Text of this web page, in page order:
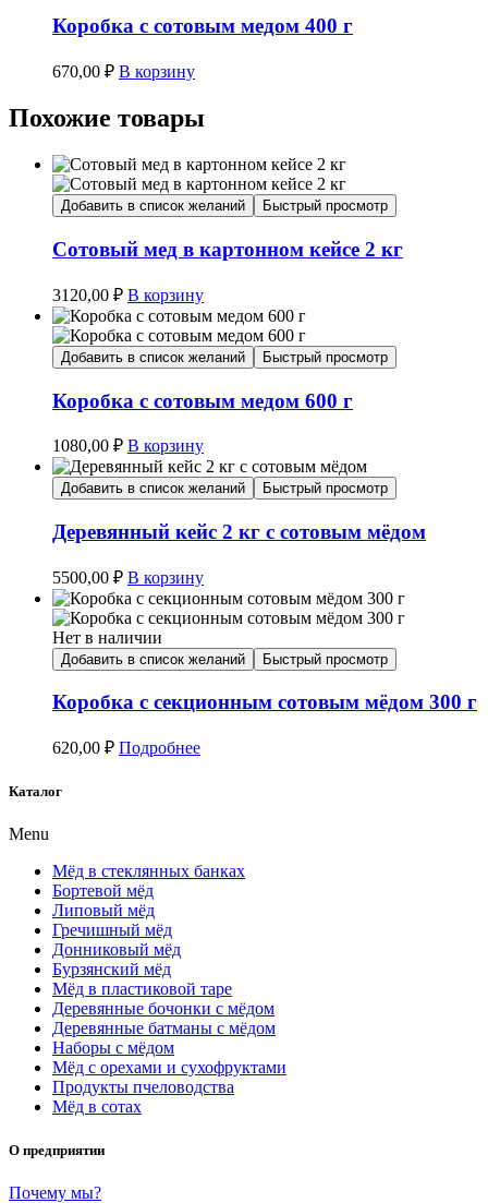
Коробка с сотовым медом 400 г
670,00 ₽ В корзину
Похожие товары
Добавить в список желаний Быстрый просмотр
Сотовый мед в картонном кейсе 2 кг
3120,00 ₽ В корзину
Добавить в список желаний Быстрый просмотр
Коробка с сотовым медом 600 г
1080,00 ₽ В корзину
Добавить в список желаний Быстрый просмотр
Деревянный кейс 2 кг с сотовым мёдом
5500,00 ₽ В корзину
Нет в наличии
Добавить в список желаний Быстрый просмотр
Коробка с секционным сотовым мёдом 300 г
620,00 ₽ Подробнее
Каталог
Menu
Мёд в стеклянных банках
Бортевой мёд
Липовый мёд
Гречишный мёд
Донниковый мёд
Бурзянский мёд
Мёд в пластиковой таре
Деревянные бочонки с мёдом
Деревянные батманы с мёдом
Наборы с мёдом
Мёд с орехами и сухофруктами
Продукты пчеловодства
Мёд в сотах
О предприятии
Почему мы?